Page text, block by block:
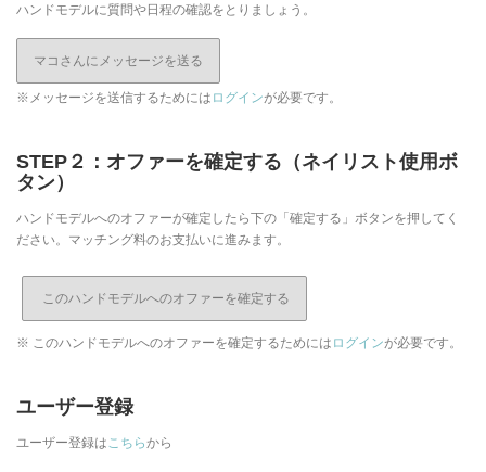
ハンドモデルに質問や日程の確認をとりましょう。
マコさんにメッセージを送る
※メッセージを送信するためには ログインが必要です。
STEP２：オファーを確定する（ネイリスト使用ボ
タン）
ハンドモデルへのオファーが確定したら下の「確定する」ボタンを押してく
ださい。マッチング料のお支払いに進みます。
※ このハンドモデルへのオファーを確定するためには ログインが必要です。
ユーザー登録
ユーザー登録はこちらから